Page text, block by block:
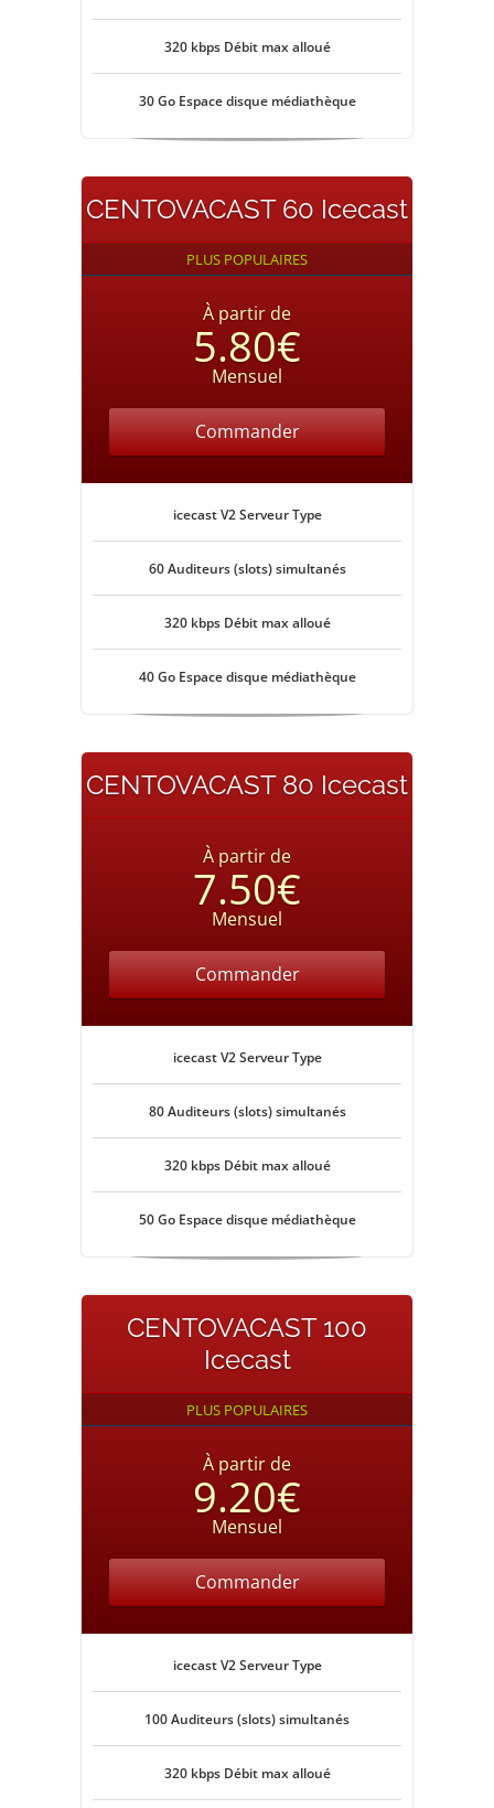
320 kbps Débit max alloué
30 Go Espace disque médiathèque
CENTOVACAST 60 Icecast
PLUS POPULAIRES
À partir de
5.80€
Mensuel
Commander
icecast V2 Serveur Type
60 Auditeurs (slots) simultanés
320 kbps Débit max alloué
40 Go Espace disque médiathèque
CENTOVACAST 80 Icecast
À partir de
7.50€
Mensuel
Commander
icecast V2 Serveur Type
80 Auditeurs (slots) simultanés
320 kbps Débit max alloué
50 Go Espace disque médiathèque
CENTOVACAST 100
Icecast
PLUS POPULAIRES
À partir de
9.20€
Mensuel
Commander
icecast V2 Serveur Type
100 Auditeurs (slots) simultanés
320 kbps Débit max alloué